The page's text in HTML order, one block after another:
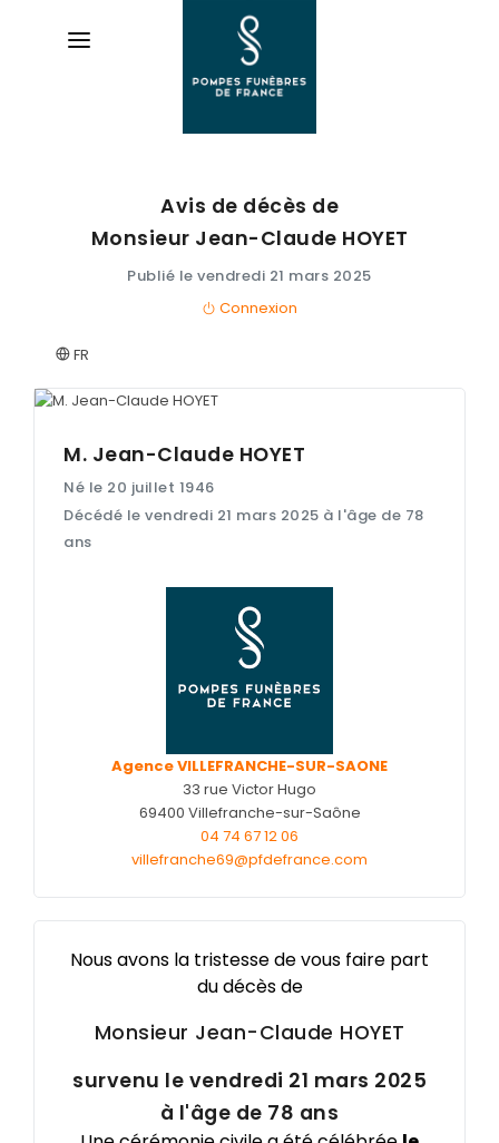
AVIS DE DÉCÈS
PRÉVOIR SES OBSÈQUES
Entretien de sépulture
Livraison de plaques
Nos capitons funéraires
Services aux familles
NOTRE AGENCE
Avis de décès de
Monsieur Jean-Claude HOYET
Publié le vendredi 21 mars 2025
Connexion
FR
M. Jean-Claude HOYET
Né le 20 juillet 1946
Décédé le vendredi 21 mars 2025 à l'âge de 78
ans
Agence VILLEFRANCHE-SUR-SAONE
33 rue Victor Hugo
69400 Villefranche-sur-Saône
04 74 67 12 06
villefranche69@pfdefrance.com
Nous avons la tristesse de vous faire part
du décès de
Monsieur Jean-Claude HOYET
survenu le vendredi 21 mars 2025
à l'âge de 78 ans